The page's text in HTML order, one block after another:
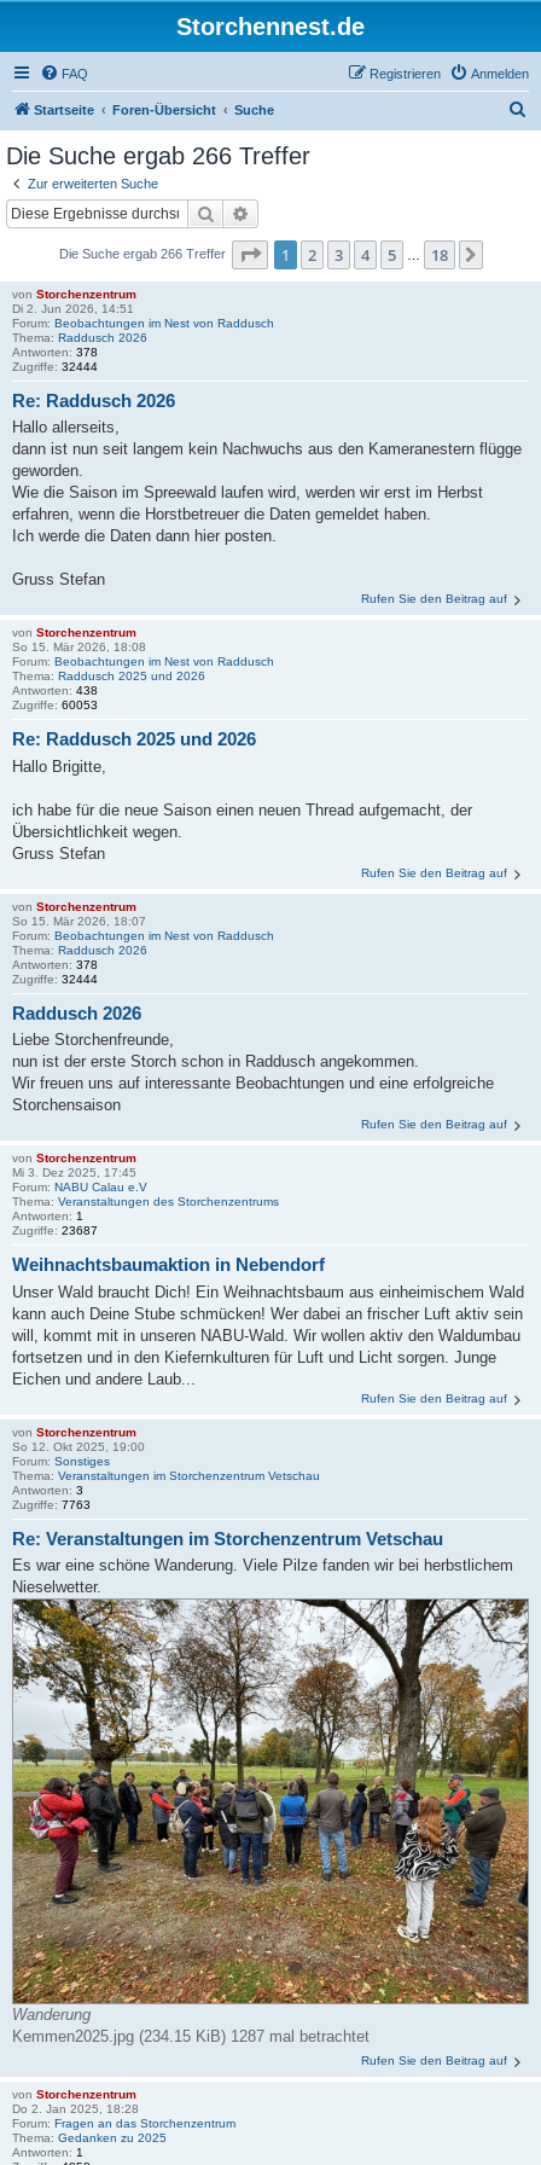
Storchennest.de
FAQ Anmelden
Registrieren
Startseite Foren-Übersicht Suche
Die Suche ergab 266 Treffer
Zur erweiterten Suche
Suche
Die Suche ergab 266 Treffer Seite 1von 18
1 2 3 4 5 18
von Storchenzentrum
Di 2. Jun 2026, 14:51
Forum: Beobachtungen im Nest von Raddusch
Thema: Raddusch 2026
Antworten: 378
Zugriffe: 32444
Re: Raddusch 2026
Hallo allerseits,
dann ist nun seit langem kein Nachwuchs aus den Kameranestern flügge
geworden.
Wie die Saison im Spreewald laufen wird, werden wir erst im Herbst
erfahren, wenn die Horstbetreuer die Daten gemeldet haben.
Ich werde die Daten dann hier posten.
Gruss Stefan
Rufen Sie den Beitrag auf
von Storchenzentrum
So 15. Mär 2026, 18:08
Forum: Beobachtungen im Nest von Raddusch
Thema: Raddusch 2025 und 2026
Antworten: 438
Zugriffe: 60053
Re: Raddusch 2025 und 2026
Hallo Brigitte,
ich habe für die neue Saison einen neuen Thread aufgemacht, der
Übersichtlichkeit wegen.
Gruss Stefan
Rufen Sie den Beitrag auf
von Storchenzentrum
So 15. Mär 2026, 18:07
Forum: Beobachtungen im Nest von Raddusch
Thema: Raddusch 2026
Antworten: 378
Zugriffe: 32444
Raddusch 2026
Liebe Storchenfreunde,
nun ist der erste Storch schon in Raddusch angekommen.
Wir freuen uns auf interessante Beobachtungen und eine erfolgreiche
Storchensaison
Rufen Sie den Beitrag auf
von Storchenzentrum
Mi 3. Dez 2025, 17:45
Forum: NABU Calau e.V
Thema: Veranstaltungen des Storchenzentrums
Antworten: 1
Zugriffe: 23687
Weihnachtsbaumaktion in Nebendorf
Unser Wald braucht Dich! Ein Weihnachtsbaum aus einheimischem Wald
kann auch Deine Stube schmücken! Wer dabei an frischer Luft aktiv sein
will, kommt mit in unseren NABU-Wald. Wir wollen aktiv den Waldumbau
fortsetzen und in den Kiefernkulturen für Luft und Licht sorgen. Junge
Eichen und andere Laub...
Rufen Sie den Beitrag auf
von Storchenzentrum
So 12. Okt 2025, 19:00
Forum: Sonstiges
Thema: Veranstaltungen im Storchenzentrum Vetschau
Antworten: 3
Zugriffe: 7763
Re: Veranstaltungen im Storchenzentrum Vetschau
Es war eine schöne Wanderung. Viele Pilze fanden wir bei herbstlichem
Nieselwetter.
Wanderung
Kemmen2025.jpg (234.15 KiB) 1287 mal betrachtet
Rufen Sie den Beitrag auf
von Storchenzentrum
Do 2. Jan 2025, 18:28
Forum: Fragen an das Storchenzentrum
Thema: Gedanken zu 2025
Antworten: 1